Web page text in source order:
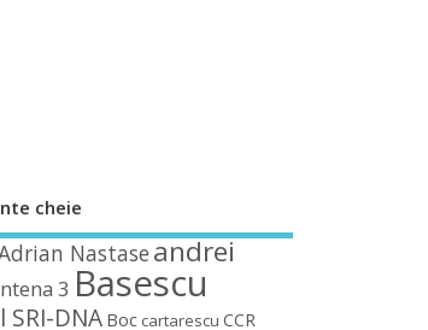
cheie
Nastaseandrei
3 Basescu
DNA Boc cartarescu CCR